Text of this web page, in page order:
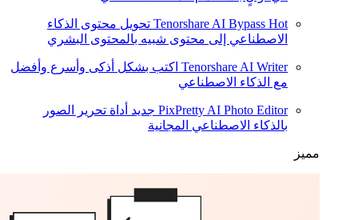
Tenorshare AI Bypass Hot
تحويل محتوى الذكاء
الاصطناعي إلى محتوى شبيه بالمحتوى البشري
Tenorshare AI Writer اكتب بشكل أذكى وأسرع وأفضل
مع الذكاء الاصطناعي
PixPretty AI Photo Editor جديد أداة تحرير الصور
بالذكاء الاصطناعي المجانية
مميز